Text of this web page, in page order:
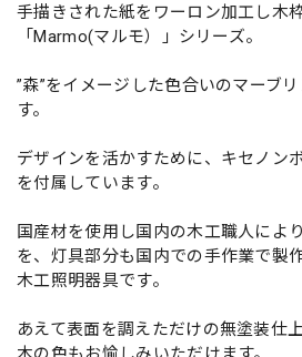
手描きされた紙をワーロン加工し木
「Marmo(マルモ）」シリーズ。
”森”をイメージした色合いのマーブ
す。
デザインを活かすために、キセノン
を付属しています。
国産材を使用し国内の木工職人によ
を、灯具部分も国内での手作業で製
木工照明器具です。
あえて表面を調えただけの無塗装仕